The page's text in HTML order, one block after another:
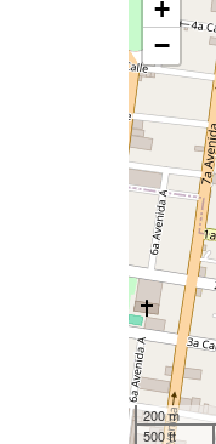
+
−
200 m
500 ft